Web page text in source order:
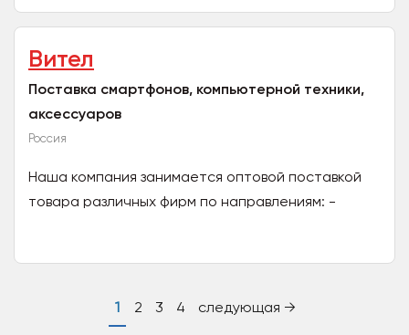
тендерами,...
Вител
Поставка смартфонов, компьютерной техники,
аксессуаров
Россия
Наша компания занимается оптовой поставкой
товара различных фирм по направлениям: -
1 2 3 4 следующая →